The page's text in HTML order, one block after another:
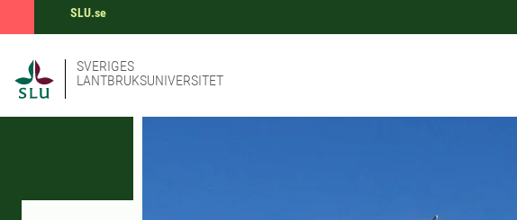
SLU.se
SVERIGES
LANTBRUKSUNIVERSITET